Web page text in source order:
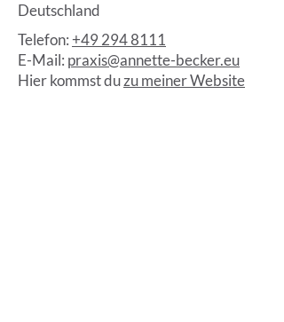
Deutschland
Telefon:+49 294 8111
E-Mail: praxis@annette-becker.eu
Hier kommst duzu meiner Website